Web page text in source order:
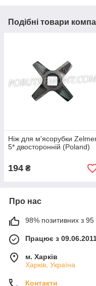
Подібні товари
Ніж для м'ясорубки
5* двосторонній (Poland)
194 ₴
Про нас
98% позитивних з 95
Працює з
м. Харків
Харків, Україна
Контакти